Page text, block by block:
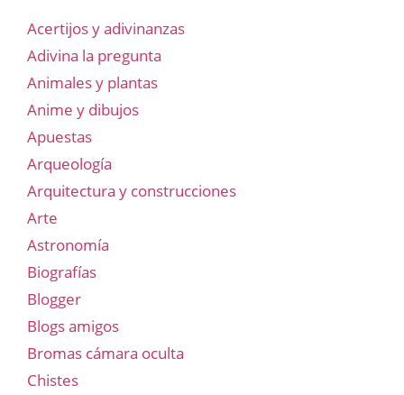
Acertijos y adivinanzas
Adivina la pregunta
Animales y plantas
Anime y dibujos
Apuestas
Arqueología
Arquitectura y construcciones
Arte
Astronomía
Biografías
Blogger
Blogs amigos
Bromas cámara oculta
Chistes